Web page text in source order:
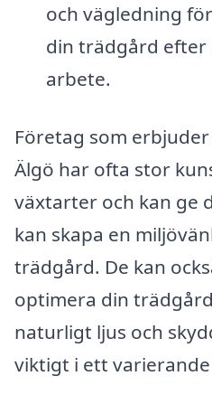
och vägledning
din trädgård efter
arbete.
Företag som
Älgö har ofta stor
växtarter och kan ge
kan skapa en
trädgård. De kan
optimera din
naturligt ljus och
viktigt i ett